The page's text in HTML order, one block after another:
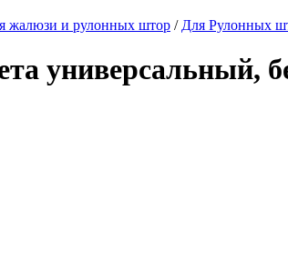
жалюзи и рулонных штор / Для Рулонных
универсальный,